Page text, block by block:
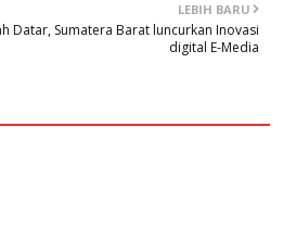
LEBIH BARU
Datar, Sumatera Barat luncurkan Inovasi
digital E-Media